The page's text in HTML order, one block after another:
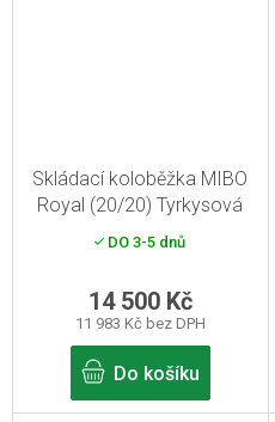
Skládací koloběžka MIBO
Royal (20/20) Tyrkysová
DO 3-5 dnů
11 983 Kč bez DPH
14 500 Kč
Do košíku